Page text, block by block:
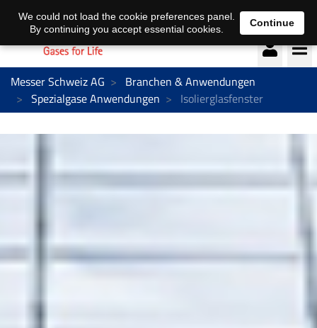
Deutsch français
Messer Schweiz AG
Branchen & Anwendungen
Spezialgase Anwendungen
Isolierglasfenster
We could not load the cookie preferences panel.
By continuing you accept essential cookies.
Continue